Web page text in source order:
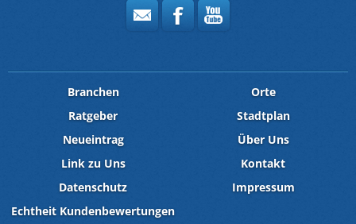
Branchen
Orte
Ratgeber
Stadtplan
Neueintrag
Über Uns
Link zu Uns
Kontakt
Datenschutz
Impressum
Echtheit Kundenbewertungen